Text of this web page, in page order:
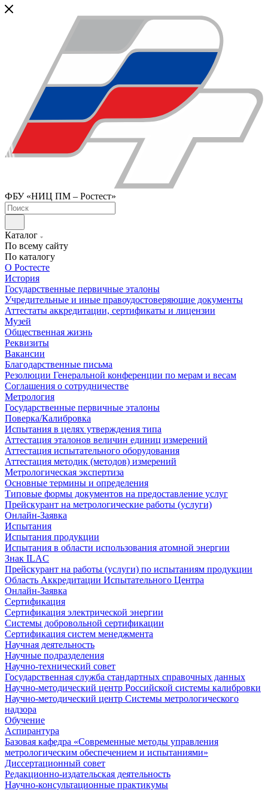
ФБУ «НИЦ ПМ – Ростест»
Каталог
По всему сайту
По каталогу
О Ростесте
История
Государственные первичные эталоны
Учредительные и иные правоудостоверяющие документы
Аттестаты аккредитации, сертификаты и лицензии
Музей
Общественная жизнь
Реквизиты
Вакансии
Благодарственные письма
Резолюции Генеральной конференции по мерам и весам
Соглашения о сотрудничестве
Метрология
Государственные первичные эталоны
Поверка/Калибровка
Испытания в целях утверждения типа
Аттестация эталонов величин единиц измерений
Аттестация испытательного оборудования
Аттестация методик (методов) измерений
Метрологическая экспертиза
Основные термины и определения
Типовые формы документов на предоставление услуг
Прейскурант на метрологические работы (услуги)
Онлайн-Заявка
Испытания
Испытания продукции
Испытания в области использования атомной энергии
Знак ILAC
Прейскурант на работы (услуги) по испытаниям продукции
Область Аккредитации Испытательного Центра
Онлайн-Заявка
Сертификация
Сертификация электрической энергии
Системы добровольной сертификации
Сертификация систем менеджмента
Научная деятельность
Научные подразделения
Научно-технический совет
Государственная служба стандартных справочных данных
Научно-методический центр Российской системы калибровки
Научно-методический центр Системы метрологического
надзора
Обучение
Аспирантура
Базовая кафедра «Современные методы управления
метрологическим обеспечением и испытаниями»
Диссертационный совет
Редакционно-издательская деятельность
Научно-консультационные практикумы